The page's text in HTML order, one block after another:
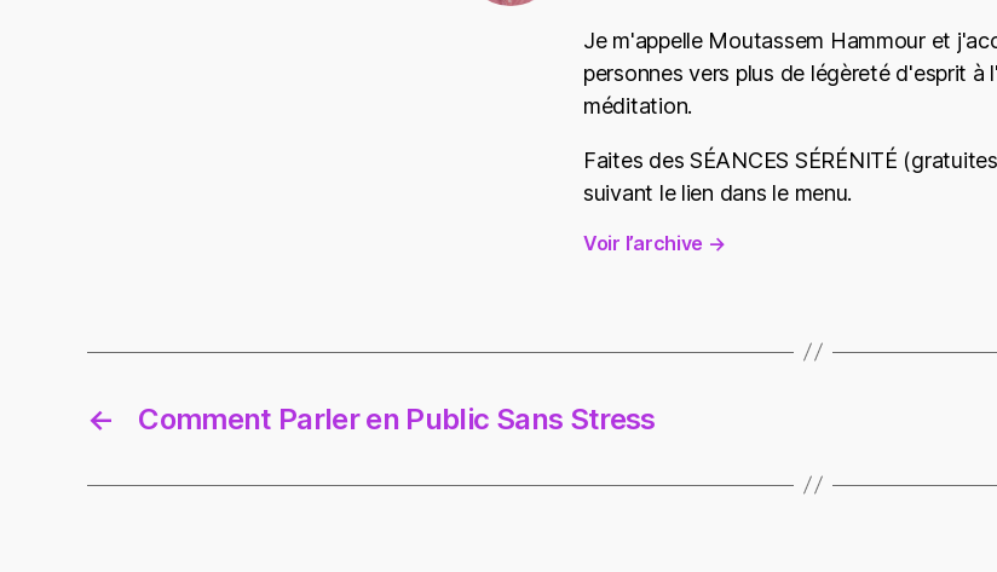
Je m'appelle Moutassem Hammour et
personnes vers plus de légèreté d'esprit à
méditation.
Faites des SÉANCES SÉRÉNITÉ
suivant le lien dans le menu.
Voir l’archive →
← Comment Parler en Public Sans Stress